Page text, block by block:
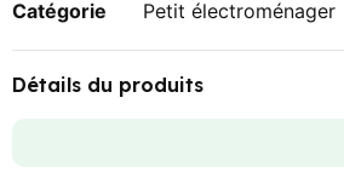
Catégorie Petit électroménager
Détails du produits